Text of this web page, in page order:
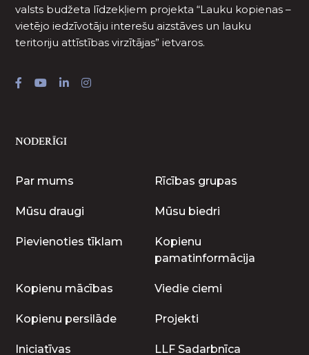
valsts budžeta līdzekļiem projekta “Lauku kopienas –
vietējo iedzīvotāju interešu aizstāves un lauku
teritoriju attīstības virzītājas” ietvaros.
NODERĪGI
Par mums Rīcības grupas
Mūsu draugi Mūsu biedri
Pievienoties tīklam
Kopienu
pamatinformācija
Kopienu mācības Viedie ciemi
Kopienu persilāde Projekti
Iniciatīvas LLF Sadarbnīca